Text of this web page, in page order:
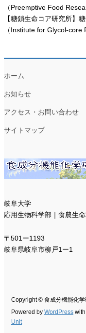
（Preemptive Food
【糖鎖生命コア研究所】
（Institute for Glycol-core
ホーム
お知らせ
アクセス・お問い合わせ
サイトマップ
岐阜大学
応用生物科学部｜食農生
〒501ー1193
岐阜県岐阜市柳戸1ー1
Copyright © 食成分機能化
Powered by WordPress with
Unit